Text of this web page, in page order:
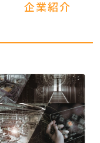
企業紹介